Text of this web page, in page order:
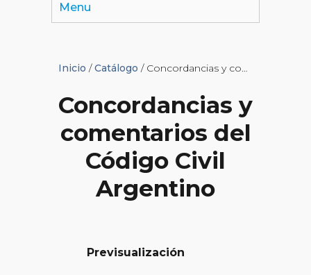
Menu
Inicio /Catálogo / Concordancias y comentarios del Código Civil Argentino
Concordancias y
comentarios del
Código Civil
Argentino
Previsualización